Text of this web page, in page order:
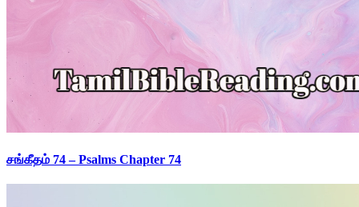
சங்கீதம் 74 – Psalms Chapter 74